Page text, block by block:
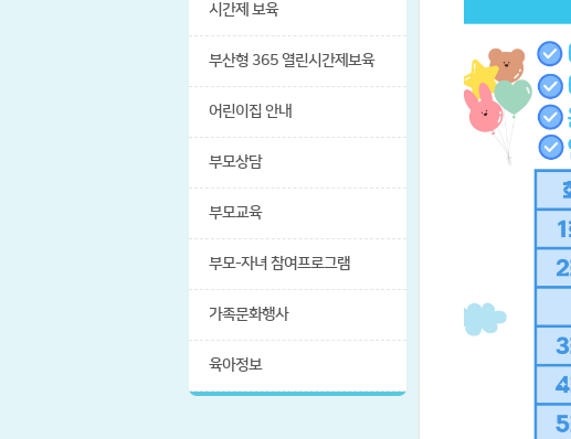
시간제 보육
부산형 365 열린시간제보육
어린이집 안내
부모상담
부모교육
부모-자녀 참여프로그램
가족문화행사
육아정보